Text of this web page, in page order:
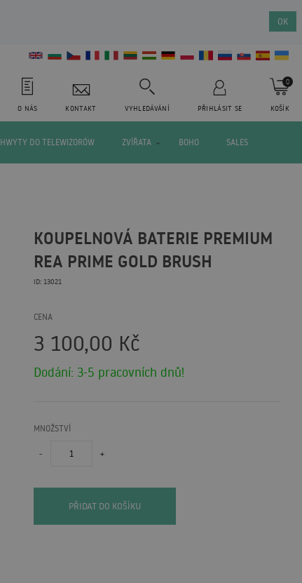
OK
O NÁS KONTAKT VYHLEDÁVÁNÍ PŘIHLÁSIT SE KOŠÍK
0
DO TELEWIZORÓW ZVÍŘATA BOHO SALES
KOUPELNOVÁ BATERIE PREMIUM
REA PRIME GOLD BRUSH
ID: 13021
CENA
3 100,00 Kč
Dodání: 3-5 pracovních dnů!
MNOŽSTVÍ
- +
PŘIDAT DO KOŠÍKU